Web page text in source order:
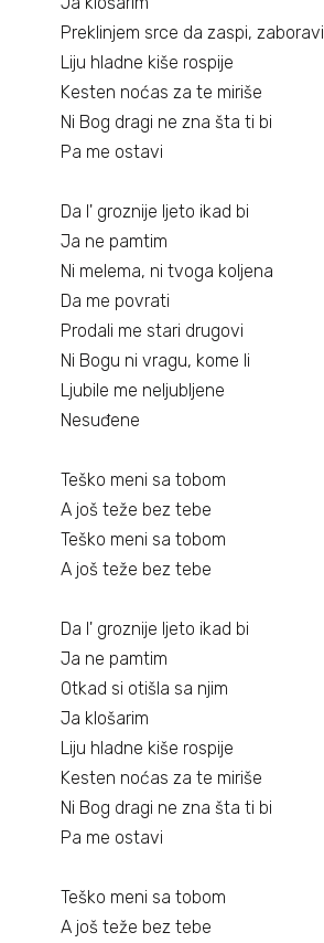
Partneri
Kontakt
Preklinjem srce da zaspi, zaboravi
Liju hladne kiše rospije
Kesten noćas za te miriše
Ni Bog dragi ne zna šta ti bi
Pa me ostavi
Da l' groznije ljeto ikad bi
Ja ne pamtim
Ni melema, ni tvoga koljena
Da me povrati
Prodali me stari drugovi
Ni Bogu ni vragu, kome li
Ljubile me neljubljene
Nesuđene
Teško meni sa tobom
A još teže bez tebe
Teško meni sa tobom
A još teže bez tebe
Da l' groznije ljeto ikad bi
Ja ne pamtim
Otkad si otišla sa njim
Ja klošarim
Liju hladne kiše rospije
Kesten noćas za te miriše
Ni Bog dragi ne zna šta ti bi
Pa me ostavi
Teško meni sa tobom
A još teže bez tebe